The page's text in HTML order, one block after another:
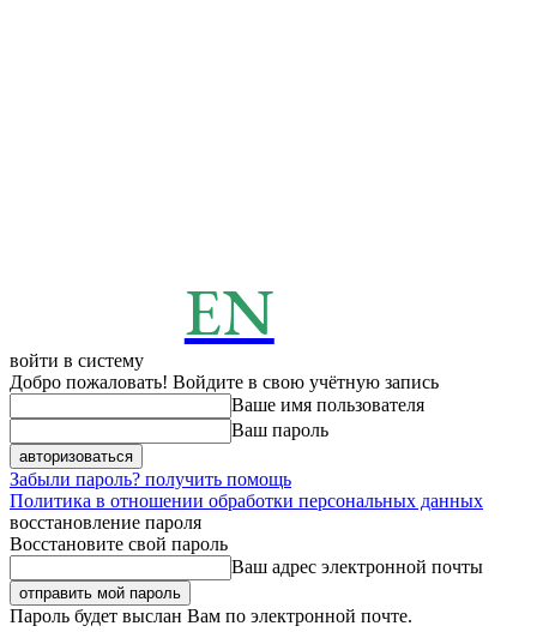
EN
войти в систему
Добро пожаловать! Войдите в свою учётную запись
Ваше имя пользователя
Ваш пароль
Забыли пароль? получить помощь
Политика в отношении обработки персональных данных
восстановление пароля
Восстановите свой пароль
Ваш адрес электронной почты
Пароль будет выслан Вам по электронной почте.